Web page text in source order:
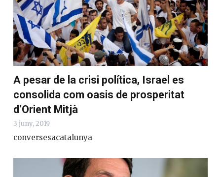
A pesar de la crisi política, Israel es
consolida com oasis de prosperitat
d’Orient Mitjà
3 juny, 2019
conversesacatalunya